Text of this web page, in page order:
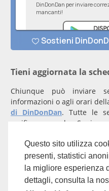
Questo sito utilizza
presenti, statistici
la migliore esperienza
dettagli, consulta la
Tieni aggiornata la
Chiunque può inviare
informazioni o agli orari
di DinDonDan. Tutte le
verifica manuale. Se
con un
comunicazioni prioritarie
Per qualunque domanda